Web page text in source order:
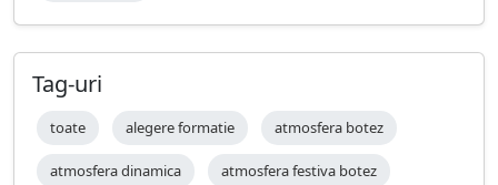
Tag-uri
toate alegere formatie atmosfera botez
atmosfera dinamica atmosfera festiva botez